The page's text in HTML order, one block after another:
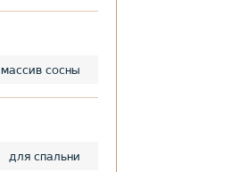
массив сосны
для спальни